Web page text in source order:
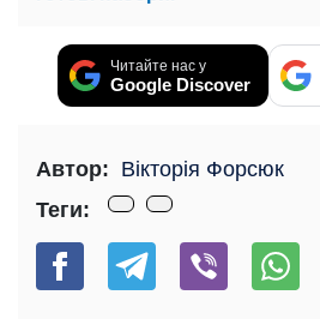
Читайте нас у
Google Discover
Автор: Вікторія Форсюк
Теги: